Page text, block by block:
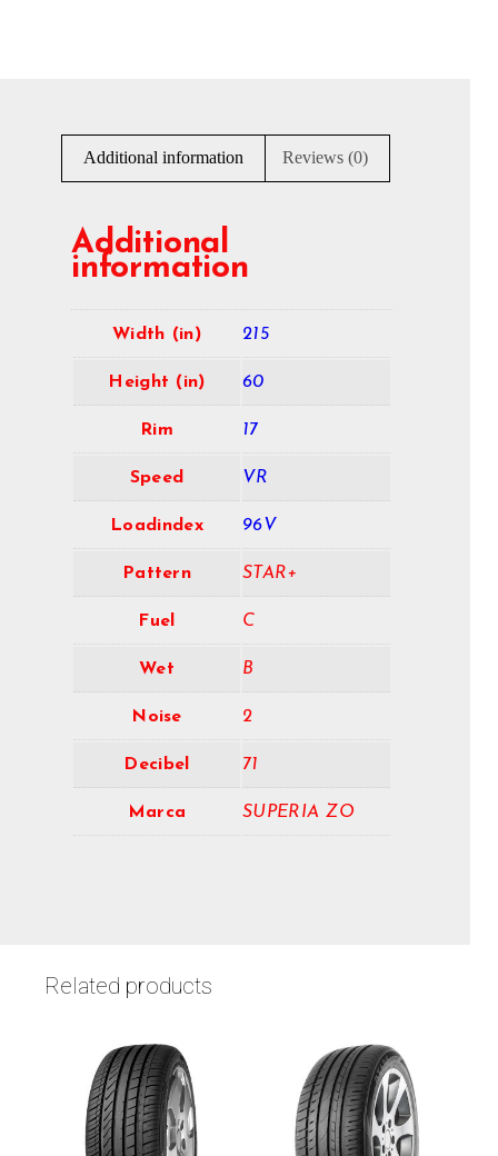
Additional information Reviews (0)
Additional
information
Width (in) 215
Height (in) 60
Rim 17
Speed VR
Loadindex 96V
Pattern STAR+
Fuel C
Wet B
Noise 2
Decibel 71
Marca SUPERIA ZO
Related products